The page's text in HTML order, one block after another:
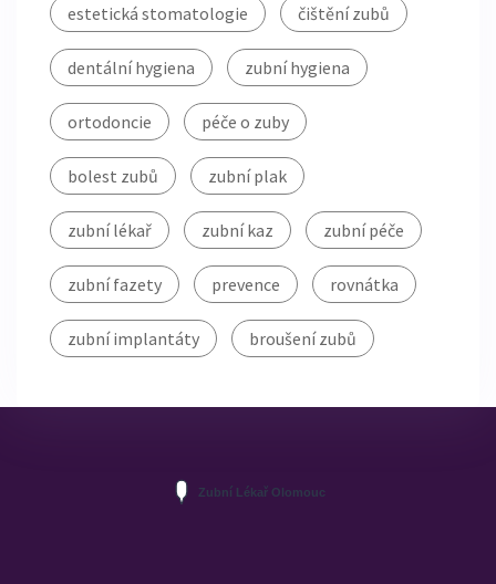
estetická stomatologie čištění zubů
dentální hygiena zubní hygiena
ortodoncie péče o zuby
bolest zubů zubní plak
zubní lékař zubní kaz zubní péče
zubní fazety prevence rovnátka
zubní implantáty broušení zubů